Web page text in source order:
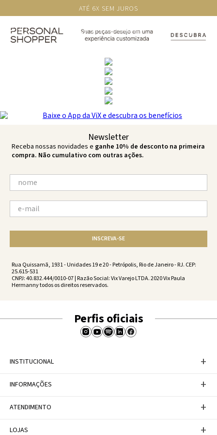
ATÉ 6X SEM JUROS
Newsletter
Receba nossas novidades e ganhe 10% de desconto na primeira
compra. Não cumulativo com outras ações.
INSCREVA-SE
Rua Quissamã, 1931 - Unidades 19 e 20 - Petrópolis, Rio de Janeiro - RJ. CEP:
25.615-531
CNPJ: 40.832.444/0010-07 | Razão Social: Vix Varejo LTDA. 2020 Vix Paula
Hermanny todos os direitos reservados.
Perfis oficiais
INSTITUCIONAL +
A Marca
Trabalhe conosco
INFORMAÇÕES +
Política de Privacidade
Tabela de Medidas
ATENDIMENTO +
Personal Shopper
LOJAS +